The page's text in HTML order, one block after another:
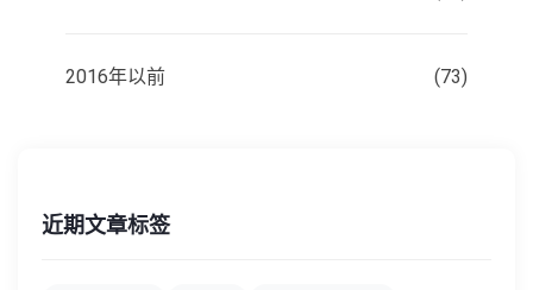
2016年以前 (73)
近期文章标签